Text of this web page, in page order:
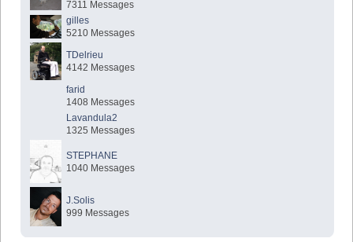
7311 Messages
gilles
5210 Messages
TDelrieu
4142 Messages
farid
1408 Messages
Lavandula2
1325 Messages
STEPHANE
1040 Messages
J.Solis
999 Messages